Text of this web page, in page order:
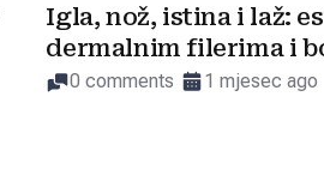
Igla, nož, istina i laž:
dermalnim filerima i
0 comments 1 mjesec ago